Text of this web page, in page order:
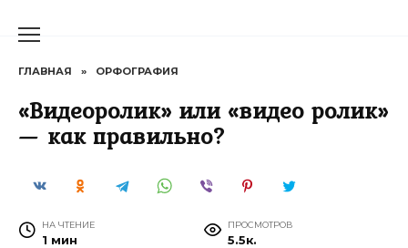
ГЛАВНАЯ » ОРФОГРАФИЯ
«Видеоролик» или «видео ролик»
— как правильно?
НА ЧТЕНИЕ
1 мин
ПРОСМОТРОВ
5.5к.